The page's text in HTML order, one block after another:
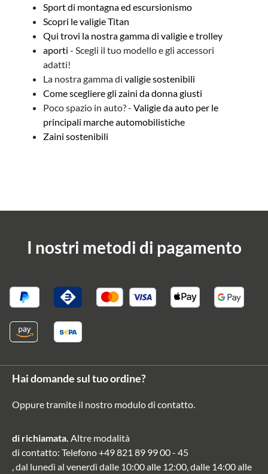
Travelite
Vaka America Unlimited Arizona Edition -
Trolley L (75 cm)
da 79,95 €*
Sport di montagna ed escursionismo
Scopri le valigie Titan
Qui trovi la nostra gamma di valigie e trolley
aporti - Scegli il tuo modello e gli accessori
adatti!
La nostra gamma di valigie sostenibili
Come scegliere gli zaini da donna giusti
Poco spazio in auto? - Valigie da auto per le
principali marche automobilistiche
Zaini sostenibili
I nostri metodi di pagamento
Hai domande sul tuo ordine?
Oppure tramite il nostro modulo di contatto
di richiamata. Altre modalità
di contatto: Telefono+49 821 89 99 00 - 45
, dal lunedì al venerdì dalle 10:00 alle 12:00, dalle 14:00 alle